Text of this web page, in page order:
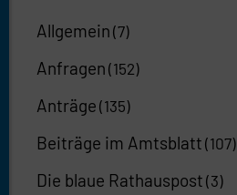
Allgemein (7)
Anfragen (152)
Anträge (135)
Beiträge im Amtsblatt (107)
Die blaue Rathauspost (3)